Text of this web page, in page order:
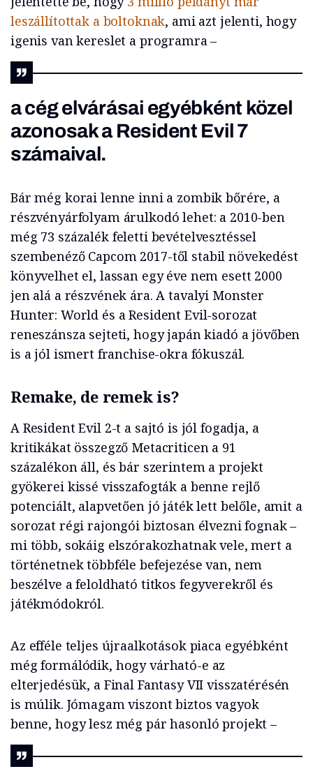
leszállítottak a boltoknak, ami azt jelenti, hogy
igenis van kereslet a programra –
a cég elvárásai egyébként közel
azonosak a Resident Evil 7
számaival.
Bár még korai lenne inni a zombik bőrére, a
részvényárfolyam árulkodó lehet: a 2010-ben
még 73 százalék feletti bevételvesztéssel
szembenéző Capcom 2017-től stabil növekedést
könyvelhet el, lassan egy éve nem esett 2000
jen alá a részvének ára. A tavalyi Monster
Hunter: World és a Resident Evil-sorozat
reneszánsza sejteti, hogy japán kiadó a jövőben
is a jól ismert franchise-okra fókuszál.
Remake, de remek is?
A Resident Evil 2-t a sajtó is jól fogadja, a
kritikákat összegző Metacriticen a 91
százalékon áll, és bár szerintem a projekt
gyökerei kissé visszafogták a benne rejlő
potenciált, alapvetően jó játék lett belőle, amit a
sorozat régi rajongói biztosan élvezni fognak –
mi több, sokáig elszórakozhatnak vele, mert a
történetnek többféle befejezése van, nem
beszélve a feloldható titkos fegyverekről és
játékmódokról.
Az efféle teljes újraalkotások piaca egyébként
még formálódik, hogy várható-e az
elterjedésük, a Final Fantasy VII visszatérésén
is múlik. Jómagam viszont biztos vagyok
benne, hogy lesz még pár hasonló projekt –